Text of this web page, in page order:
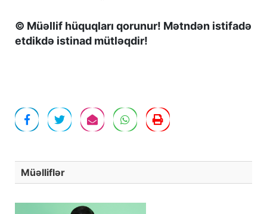
© Müəllif hüquqları qorunur! Mətndən istifadə
etdikdə istinad mütləqdir!
Müəlliflər